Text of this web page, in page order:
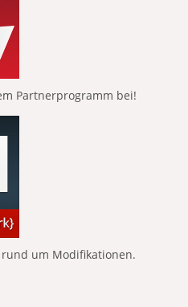
Partnerprogramm bei!
um Modifikationen.